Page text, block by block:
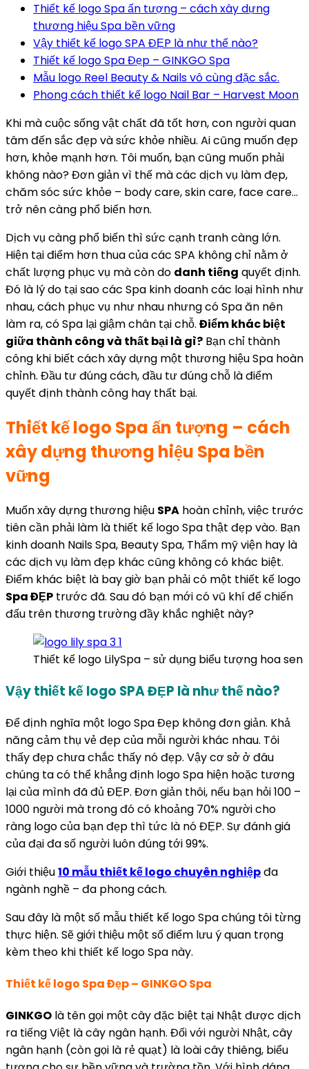
Thiết kế logo Spa ấn tượng – cách xây dựng
thương hiệu Spa bền vững
Vậy thiết kế logo SPA ĐẸP là như thế nào?
Thiết kế logo Spa Đẹp – GINKGO Spa
Mẫu logo Reel Beauty & Nails vô cùng đặc sắc.
Phong cách thiết kế logo Nail Bar – Harvest Moon
Khi mà cuộc sống vật chất đã tốt hơn, con người quan
tâm đến sắc đẹp và sức khỏe nhiều. Ai cũng muốn đẹp
hơn, khỏe mạnh hơn. Tôi muốn, bạn cũng muốn phải
không nào? Đơn giản vì thế mà các dịch vụ làm đẹp,
chăm sóc sức khỏe – body care, skin care, face care…
trở nên càng phổ biến hơn.
Dịch vụ càng phổ biến thì sức cạnh tranh càng lớn.
Hiện tại điểm hơn thua của các SPA không chỉ nằm ở
chất lượng phục vụ mà còn do danh tiếng quyết định.
Đó là lý do tại sao các Spa kinh doanh các loại hình như
nhau, cách phục vụ như nhau nhưng có Spa ăn nên
làm ra, có Spa lại giậm chân tại chỗ. Điểm khác biệt
giữa thành công và thất bại là gì? Bạn chỉ thành
công khi biết cách xây dựng một thương hiệu Spa hoàn
chỉnh. Đầu tư đúng cách, đầu tư đúng chỗ là điểm
quyết định thành công hay thất bại.
Thiết kế logo Spa ấn tượng – cách
xây dựng thương hiệu Spa bền
vững
Muốn xây dựng thương hiệu SPA hoàn chỉnh, việc trước
tiên cần phải làm là thiết kế logo Spa thật đẹp vào. Bạn
kinh doanh Nails Spa, Beauty Spa, Thẩm mỹ viện hay là
các dịch vụ làm đẹp khác cũng không có khác biệt.
Điểm khác biệt là bay giờ bạn phải có một thiết kế logo
Spa ĐẸP trước đã. Sau đó bạn mới có vũ khí để chiến
đấu trên thương trường đầy khắc nghiệt này?
Thiết kế logo LilySpa – sử dụng biểu tượng hoa sen
Vậy thiết kế logo SPA ĐẸP là như thế nào?
Để định nghĩa một logo Spa Đẹp không đơn giản. Khả
năng cảm thụ vẻ đẹp của mỗi người khác nhau. Tôi
thấy đẹp chưa chắc thấy nó đẹp. Vậy cơ sở ở đâu
chúng ta có thể khẳng định logo Spa hiện hoặc tương
lại của mình đã đủ ĐẸP. Đơn giản thôi, nếu bạn hỏi 100 –
1000 người mà trong đó có khoảng 70% người cho
ràng logo của bạn đẹp thì tức là nó ĐẸP. Sự đánh giá
của đại đa số người luôn đúng tới 99%.
Giới thiệu10 mẫu thiết kế logo chuyên nghiệpđa
ngành nghề – đa phong cách.
Sau đây là một số mẫu thiết kế logo Spa chúng tôi từng
thực hiện. Sẽ giới thiệu một số điểm lưu ý quan trọng
kèm theo khi thiết kế logo Spa này.
Thiết kế logo Spa Đẹp – GINKGO Spa
GINKGO là tên gọi một cây đặc biệt tại Nhật được dịch
ra tiếng Việt là cây ngân hạnh. Đối với người Nhật, cây
ngân hạnh (còn gọi là rẻ quạt) là loài cây thiêng, biểu